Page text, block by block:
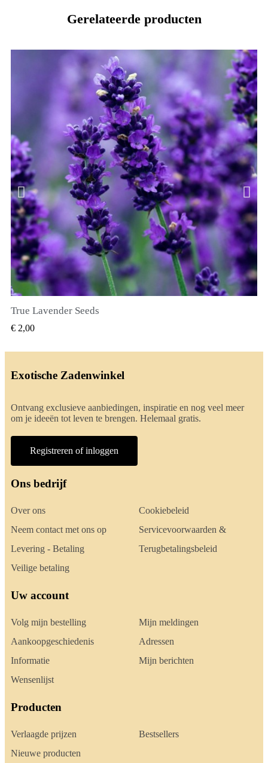
Gerelateerde producten
True Lavender Seeds
€ 2,00
Exotische Zadenwinkel
Ontvang exclusieve aanbiedingen, inspiratie en nog veel meer
om je ideeën tot leven te brengen. Helemaal gratis.
Registreren of inloggen
Ons bedrijf
Over ons
Neem contact met ons op
Levering - Betaling
Veilige betaling
Cookiebeleid
Servicevoorwaarden &
Terugbetalingsbeleid
Uw account
Volg mijn bestelling
Aankoopgeschiedenis
Informatie
Wensenlijst
Mijn meldingen
Adressen
Mijn berichten
Producten
Verlaagde prijzen
Nieuwe producten
Bestsellers